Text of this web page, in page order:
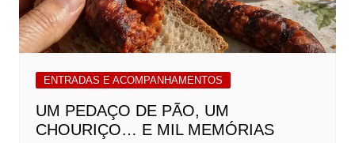
ENTRADAS E ACOMPANHAMENTOS
UM PEDAÇO DE PÃO, UM
CHOURIÇO… E MIL MEMÓRIAS